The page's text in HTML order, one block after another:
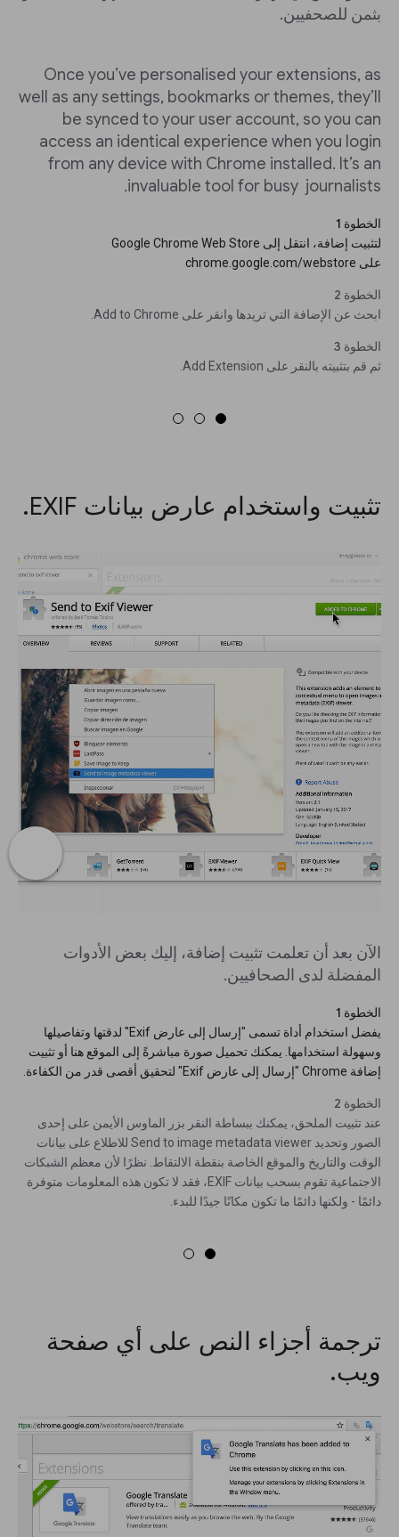
بثمن للصحفيين.
Once you’ve personalised your extensions, as
well as any settings, bookmarks or themes, they’ll
be synced to your user account, so you can
access an identical experience when you login
from any device with Chrome installed. It’s an
invaluable tool for busy journalists.
الخطوة 1
لتثبيت إضافة، انتقل إلى Google Chrome Web Store
على chrome.google.com/webstore
الخطوة 2
ابحث عن الإضافة التي تريدها وانقر على Add to Chrome.
الخطوة 3
ثم قم بتثبيته بالنقر على Add Extension.
تثبيت واستخدام عارض بيانات EXIF.
الآن بعد أن تعلمت تثبيت إضافة، إليك بعض الأدوات
المفضلة لدى الصحافيين.
الخطوة 1
يفضل استخدام أداة تسمى "إرسال إلى عارض Exif" لدقتها وتفاصيلها
وسهولة استخدامها. يمكنك تحميل صورة مباشرةً إلى الموقع هنا أو تثبيت
إضافة Chrome "إرسال إلى عارض Exif" لتحقيق أقصى قدر من الكفاءة.
الخطوة 2
عند تثبيت الملحق، يمكنك ببساطة النقر بزر الماوس الأيمن على إحدى
الصور وتحديد Send to image metadata viewer للاطلاع على بيانات
الوقت والتاريخ والموقع الخاصة بنقطة الالتقاط. نظرًا لأن معظم الشبكات
الاجتماعية تقوم بسحب بيانات EXIF، فقد لا تكون هذه المعلومات متوفرة
دائمًا - ولكنها دائمًا ما تكون مكانًا جيدًا للبدء.
ترجمة أجزاء النص على أي صفحة
ويب.